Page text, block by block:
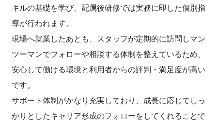
キルの基礎を学び、配属後研修では実務に即した個別指
導が行われます。
現場へ就業したあとも、スタッフが定期的に訪問しマン
ツーマンでフォローや相談する体制を整えているため、
安心して働ける環境と利用者からの評判・満足度が高い
です。
サポート体制がかなり充実しており、成長に応じてしっ
かりとしたキャリア形成のフォローをしてくれることで